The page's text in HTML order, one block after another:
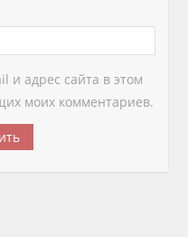
и адрес сайта в этом
моих комментариев.